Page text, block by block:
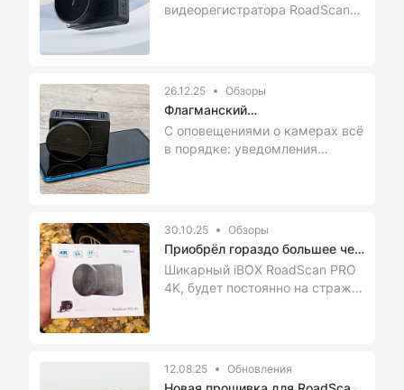
видеорегистратора RoadScan
26.12.25 Обзоры
Флагманский
видеорегистратор iBO...
С оповещениями о камерах всё
в порядке: уведомления
30.10.25 Обзоры
Приобрёл гораздо большее чем
Ful...
Шикарный iBOX RoadScan PRO
4K, будет постоянно на страже
12.08.25 Обновления